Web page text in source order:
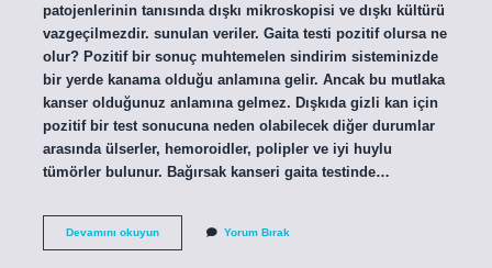
patojenlerinin tanısında dışkı mikroskopisi ve dışkı kültürü
vazgeçilmezdir. sunulan veriler. Gaita testi pozitif olursa ne
olur? Pozitif bir sonuç muhtemelen sindirim sisteminizde
bir yerde kanama olduğu anlamına gelir. Ancak bu mutlaka
kanser olduğunuz anlamına gelmez. Dışkıda gizli kan için
pozitif bir test sonucuna neden olabilecek diğer durumlar
arasında ülserler, hemoroidler, polipler ve iyi huylu
tümörler bulunur. Bağırsak kanseri gaita testinde…
Devamını okuyunGaita
Yorum Bırak